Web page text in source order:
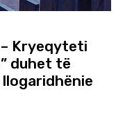
– Kryeqyteti
duhet të